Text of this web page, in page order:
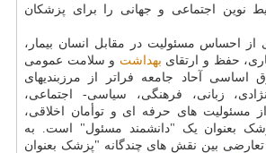
نوین اجتماعی و جهانی را برای پزشکان
از احساس مسئولیت در مقابل انسان بیمار،
حفظ و ارتقای بهداشت و سلامت عمومی
اساسی آحاد جامعه فراتر از مرزبندیهای
زبانی، فرهنگی، سیاسی- اجتماعی،
مسئولیت های حرفه ای و توأمان اخلاقی،
بعنوان یک "دانشمند مسئول" است. به
تعارضی بین نقش های چندگانه "پزشک بعنوان